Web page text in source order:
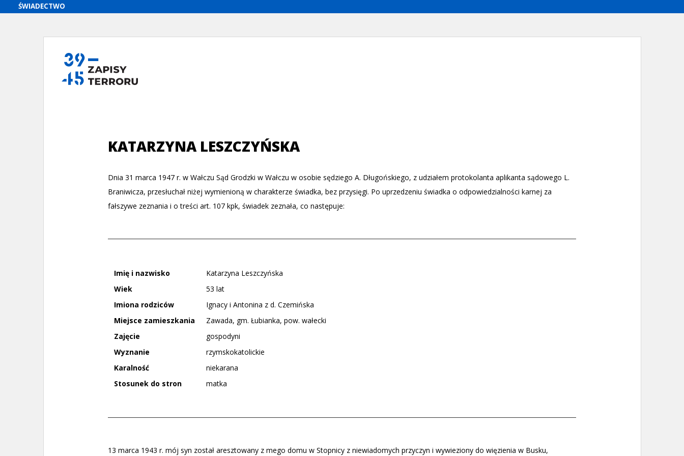
KATARZYNA LESZCZYŃSKA
Dnia 31 marca 1947 r. w Wałczu Sąd Grodzki w Wałczu w osobie sędziego A. Długońskiego, z udziałem protokolanta aplikanta sądowego L.
Braniwicza, przesłuchał niżej wymienioną w charakterze świadka, bez przysięgi. Po uprzedzeniu świadka o odpowiedzialności karnej za
fałszywe zeznania i o treści art. 107 kpk, świadek zeznała, co następuje:
Imię i nazwisko
Katarzyna Leszczyńska
Wiek
53 lat
Imiona rodziców
Ignacy i Antonina z d. Czemińska
Miejsce zamieszkania
Zawada, gm. Łubianka, pow. wałecki
Zajęcie
gospodyni
Wyznanie
rzymskokatolickie
Karalność
niekarana
Stosunek do stron
matka
13 marca 1943 r. mój syn został aresztowany z mego domu w Stopnicy z niewiadomych przyczyn i wywieziony do więzienia w Busku,